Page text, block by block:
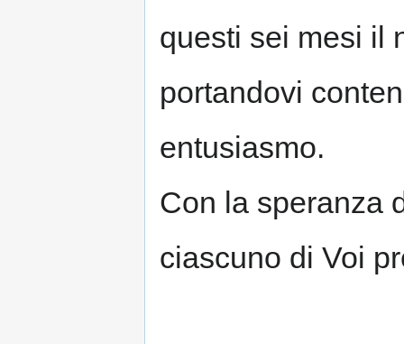
questi sei mesi il
portandovi
entusiasmo.
Con la speranza
ciascuno di Voi